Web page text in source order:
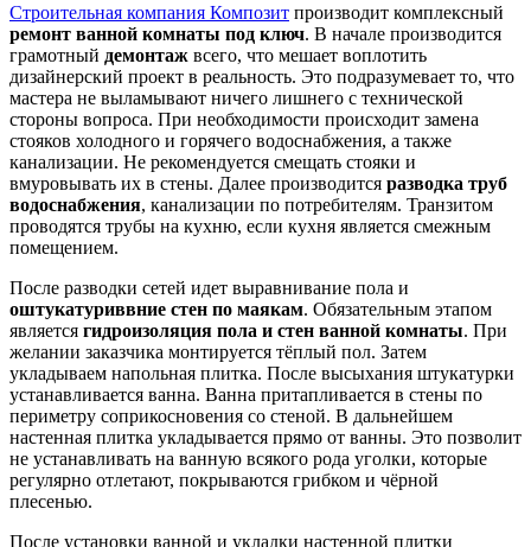
Строительная компания Композит производит комплексный
ремонт ванной комнаты под ключ. В начале производится
грамотный демонтаж всего, что мешает воплотить
дизайнерский проект в реальность. Это подразумевает то, что
мастера не выламывают ничего лишнего с технической
стороны вопроса. При необходимости происходит замена
стояков холодного и горячего водоснабжения, а также
канализации. Не рекомендуется смещать стояки и
вмуровывать их в стены. Далее производится разводка труб
водоснабжения, канализации по потребителям. Транзитом
проводятся трубы на кухню, если кухня является смежным
помещением.
После разводки сетей идет выравнивание пола и
оштукатуриввние стен по маякам. Обязательным этапом
является гидроизоляция пола и стен ванной комнаты. При
желании заказчика монтируется тёплый пол. Затем
укладываем напольная плитка. После высыхания штукатурки
устанавливается ванна. Ванна притапливается в стены по
периметру соприкосновения со стеной. В дальнейшем
настенная плитка укладывается прямо от ванны. Это позволит
не устанавливать на ванную всякого рода уголки, которые
регулярно отлетают, покрываются грибком и чёрной
плесенью.
После установки ванной и укладки настенной плитки